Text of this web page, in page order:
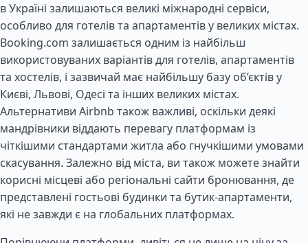
в Україні залишаються великі міжнародні сервіси,
особливо для готелів та апартаментів у великих містах.
Booking.com залишається одним із найбільш
використовуваних варіантів для готелів, апартаментів
та хостелів, і зазвичай має найбільшу базу об’єктів у
Києві, Львові, Одесі та інших великих містах.
Альтернативи Airbnb також важливі, оскільки деякі
мандрівники віддають перевагу платформам із
чіткішими стандартами житла або гнучкішими умовами
скасування. Залежно від міста, ви також можете знайти
корисні місцеві або регіональні сайти бронювання, де
представлені гостьові будинки та бутик-апартаменти,
які не завжди є на глобальних платформах.